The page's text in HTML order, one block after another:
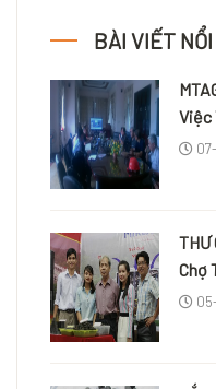
BÀI VIẾT
Việc
THƯ
Chợ